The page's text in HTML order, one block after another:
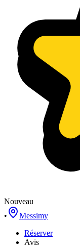
Nouveau
•
Messimy
Réserver
Avis